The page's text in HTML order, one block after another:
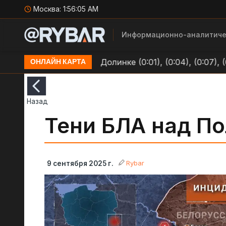
Москва: 1:56:06 AM
Информационно-
ОНЛАЙН КАРТА
позициям ВСУ в Долинке (0:01), (0:04), (0:07), (0:09)
Назад
Тени БЛА над
9 сентября 2025 г. Rybar